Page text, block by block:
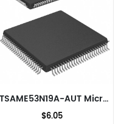
ATSAME53N19A-AUT Microchip Technology Microcontrôleurs
$6.05